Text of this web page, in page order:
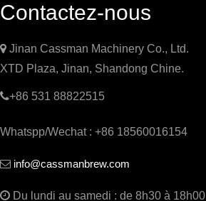
Contactez-nous
 Jinan Cassman Machinery Co., Ltd.
XTD Plaza, Jinan, Shandong Chine.
+86 531 88822515
Whatspp/Wechat : +86 18560016154
 info@cassmanbrew.com
 Du lundi au samedi : de 8h30 à 18h00